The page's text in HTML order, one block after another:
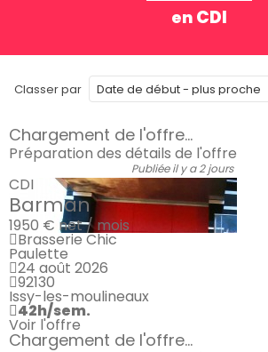
en CDI
Classer par
Chargement de l'offre...
Préparation des détails de l'offre
Publiée il y a 2 jours
CDI
Barman
1950 € net / mois
Brasserie Chic
Paulette
24 août 2026
92130
Issy-les-moulineaux
42h/sem.
Voir l'offre
Chargement de l'offre...